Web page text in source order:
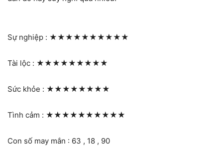
Sự nghiệp : ★★★★★★★★★★
Tài lộc : ★★★★★★★★★
Sức khỏe : ★★★★★★★★
Tình cảm : ★★★★★★★★★★
Con số may mắn : 63 , 18 , 90